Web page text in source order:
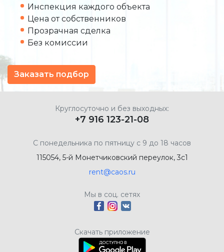
Инспекция каждого объекта
Цена от собственников
Прозрачная сделка
Без комиссии
Заказать подбор
Круглосуточно и без выходных:
+7 916 123-21-08
С понедельника по пятницу с 9 до 18 часов
115054, 5-й Монетчиковский переулок, 3с1
rent@caos.ru
Мы в соц. сетях
Скачать приложение